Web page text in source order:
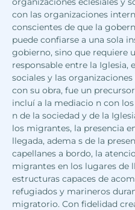
con las organizaciones
conscientes de que la
puede confiarse a una sola
gobierno, sino que requiere
responsable entre la Iglesia,
sociales y las
con su obra, fue un
incluí a la mediacio n con
n de la sociedad y de la
los migrantes, la presencia
llegada, adema s de la
capellanes a bordo, la
migrantes en los lugares de
estructuras capaces de
refugiados y marineros
migratorio. Con fidelidad